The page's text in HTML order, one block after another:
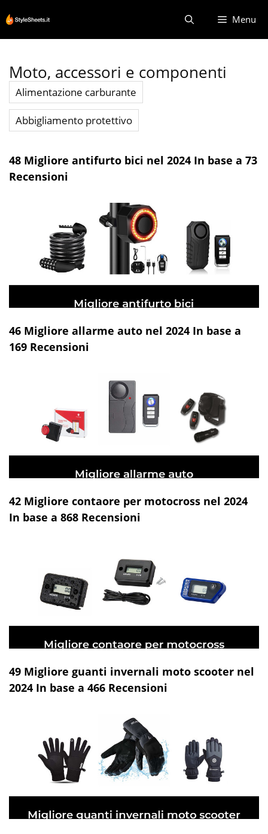
al
contenuto
Menu
Moto, accessori e componenti
Alimentazione carburante
Abbigliamento protettivo
48 Migliore antifurto bici nel 2024 In base a 73
Recensioni
46 Migliore allarme auto nel 2024 In base a
169 Recensioni
42 Migliore contaore per motocross nel 2024
In base a 868 Recensioni
49 Migliore guanti invernali moto scooter nel
2024 In base a 466 Recensioni